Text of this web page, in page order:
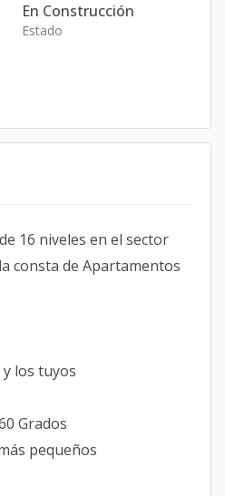
En Construcción
Estado
16 niveles en el sector
consta de Apartamentos
los tuyos
Grados
pequeños